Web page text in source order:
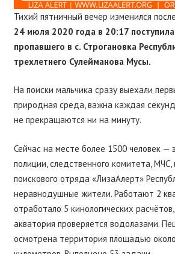
Тихий пятничный вечер изменился
24 июля 2020 года в 20:17 поступила
пропавшего в с. Строгановка
трехлетнего Сулейманова Мусы.
На поиски мальчика сразу выехали
природная среда, важна каждая
не прекращаются ни на минуту.
Сейчас на месте более 1500 человек —
полиции, следственного комитета,
поискового отряда «ЛизаАлерт»
неравнодушные жители. Работают 2
отработало 5 кинологических
акватория проверяется водолазами.
осмотрена территория площадью